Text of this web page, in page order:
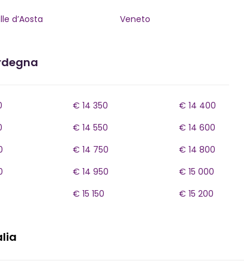
d’Aosta
Veneto
€ 14 350
€ 14 400
€ 14 550
€ 14 600
€ 14 750
€ 14 800
€ 14 950
€ 15 000
€ 15 150
€ 15 200